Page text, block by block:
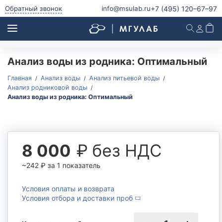
Обратный звонок info@msulab.ru+7 (495) 120–67–97
Анализ питьевой воды
Анализ питьевой воды
Анализ воды из скважины
Анализ водопроводной воды
Анализ бутилированной воды
Микробиологический и паразитологический анализ
питьевой воды
Радиологический анализ питьевой воды
Анализ воды из родника: Оптимальный
Главная Анализ воды
Анализ питьевой воды
Анализ родниковой воды
Анализ воды из родника: Оптимальный
8 000 ₽ без НДС
~242 ₽ за 1 показатель
Условия оплаты и возврата
Условия отбора и доставки проб